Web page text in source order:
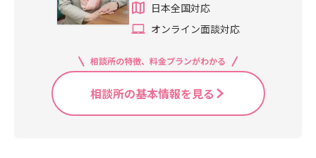
日本全国対応
オンライン面談対応
相談所の特徴、料金プランがわかる
相談所の基本情報を見る